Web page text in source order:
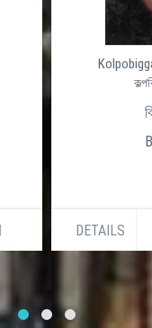
DETAILS